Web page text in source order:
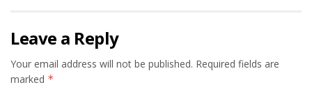
Leave a Reply
Your email address will not be published. Required fields are
marked *